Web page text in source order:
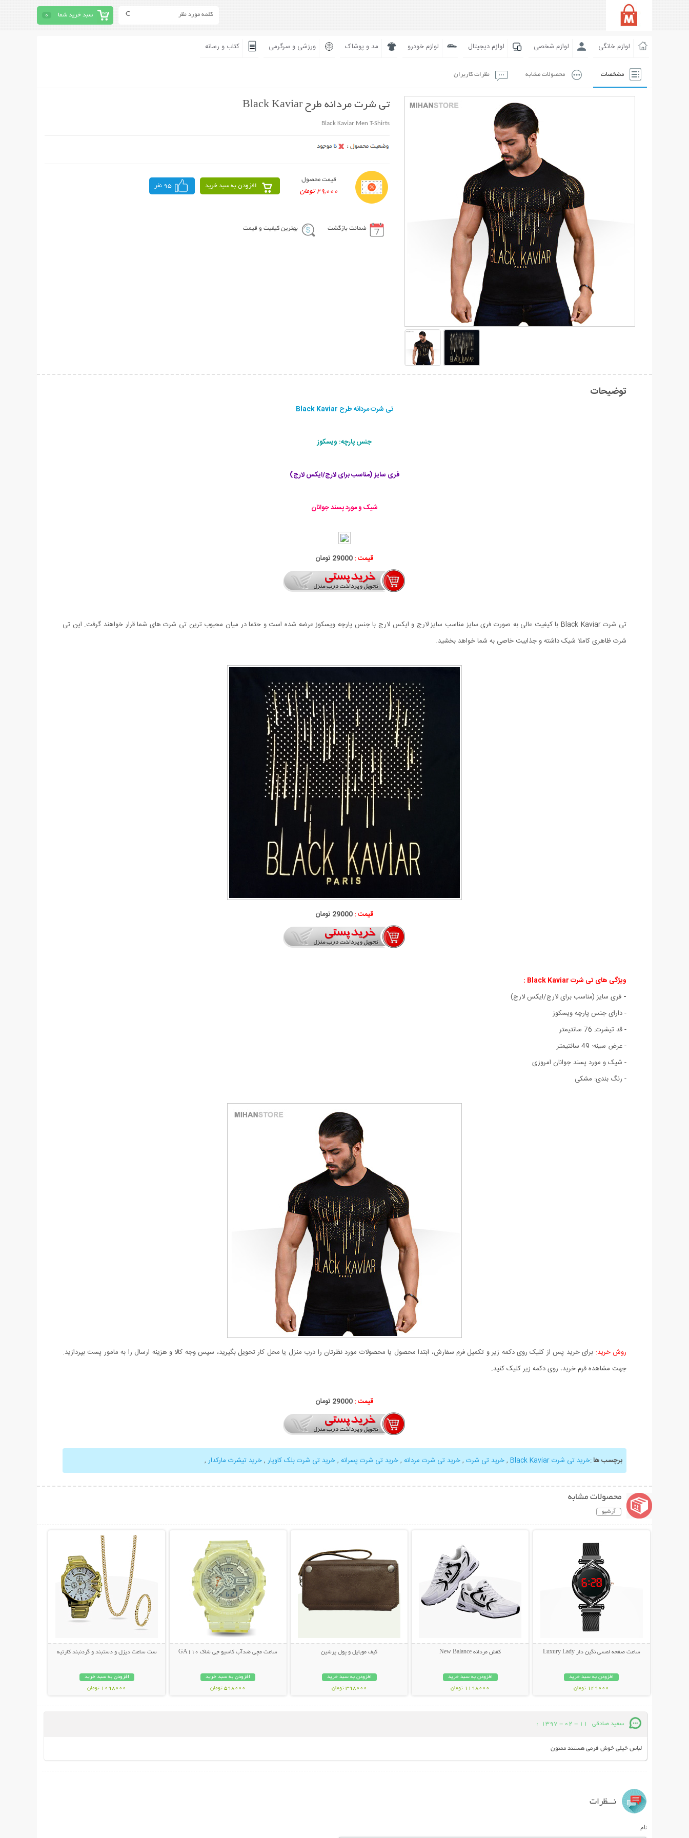
سبد خرید شما 0
لوازم خانگی لوازم شخصی لوازم دیجیتال لوازم خودرو مد و پوشاک ورزشی و سرگرمی کتاب و رسانه
مشخصات محصولات مشابه نظرات کاربران
تی شرت مردانه طرح Black Kaviar
Black Kaviar Men T-Shirts
قیمت محصول
29,000 تومان
افزودن به سبد خرید 95 نفر
ضمانت بازگشت بهترین کیفیت و قیمت
توضیحات
تی شرت مردانه طرح Black Kaviar
جنس پارچه: ویسکوز
فری سایز (مناسب برای لارج/ایکس لارج)
شیک و مورد پسند جوانان
قیمت :29000 تومان
تی شرت Black Kaviar با کیفیت عالی به صورت فری سایز مناسب سایز لارج و ایکس لارج با جنس پارچه ویسکوز عرضه شده است و حتما در میان محبوب ترین تی شرت های شما قرار خواهند گرفت. این تی
شرت ظاهری کاملا شیک داشته و جذابیت خاصی به شما خواهد بخشید.
قیمت :29000 تومان
ویژگی های تی شرت Black Kaviar :
- فری سایز (مناسب برای لارج/ایکس لارج)
- دارای جنس پارچه ویسکوز
- قد تیشرت: 76 سانتیمتر
- عرض سینه: 49 سانتیمتر
- شیک و مورد پسند جوانان امروزی
- رنگ بندی: مشکی
روش خرید: برای خرید پس از کلیک روی دکمه زیر و تکمیل فرم سفارش، ابتدا محصول یا محصولات مورد نظرتان را درب منزل یا محل کار تحویل بگیرید، سپس وجه کالا و هزینه ارسال را به مامور پست بپردازید.
جهت مشاهده فرم خرید، روی دکمه زیر کلیک کنید.
قیمت :29000 تومان
برچسب ها:خرید تی شرت Black Kaviar ,خرید تی شرت ,خرید تی شرت مردانه ,خرید تی شرت پسرانه ,خرید تی شرت بلک کاویار ,خرید تیشرت مارکدار ,
محصولات مشابه
آرشیو
ساعت صفحه لمسی نگین دار Luxury Lady
افزودن به سبد خرید
149000 تومان
کفش مردانه New Balance
افزودن به سبد خرید
1198000 تومان
کیف موبایل و پول پرشین
افزودن به سبد خرید
398000 تومان
ساعت مچی ضدآب کاسیو جی شاک GA110
افزودن به سبد خرید
598000 تومان
ست ساعت دیزل و دستبند و گردنبند کارتیه
افزودن به سبد خرید
1098000 تومان
سعید صادقی 11 - 02 - 1397
:
لباس خیلی خوش فرمی هستند ممنون
نـــظرات
نام